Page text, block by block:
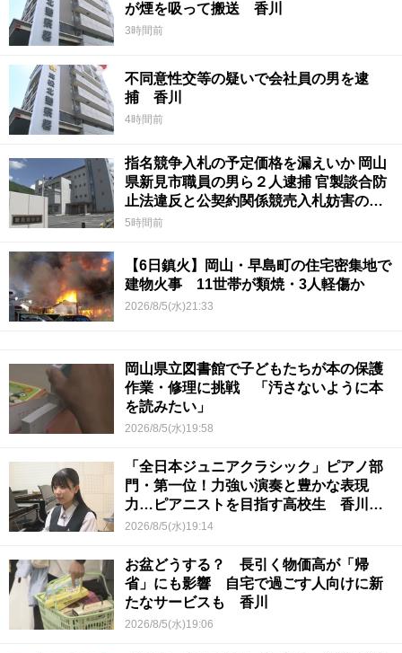
が煙を吸って搬送 香川
3時間前
不同意性交等の疑いで会社員の男を逮
捕 香川
4時間前
指名競争入札の予定価格を漏えいか 岡山
県新見市職員の男ら２人逮捕 官製談合防
止法違反と公契約関係競売入札妨害の疑
い
5時間前
【6日鎮火】岡山・早島町の住宅密集地で
建物火事 11世帯が類焼・3人軽傷か
2026/8/5(水)21:33
岡山県立図書館で子どもたちが本の保護
作業・修理に挑戦 「汚さないように本
を読みたい」
2026/8/5(水)19:58
「全日本ジュニアクラシック」ピアノ部
門・第一位！力強い演奏と豊かな表現
力…ピアニストを目指す高校生 香川
【青春のキセキ】
2026/8/5(水)19:14
お盆どうする？ 長引く物価高が「帰
省」にも影響 自宅で過ごす人向けに新
たなサービスも 香川
2026/8/5(水)19:06